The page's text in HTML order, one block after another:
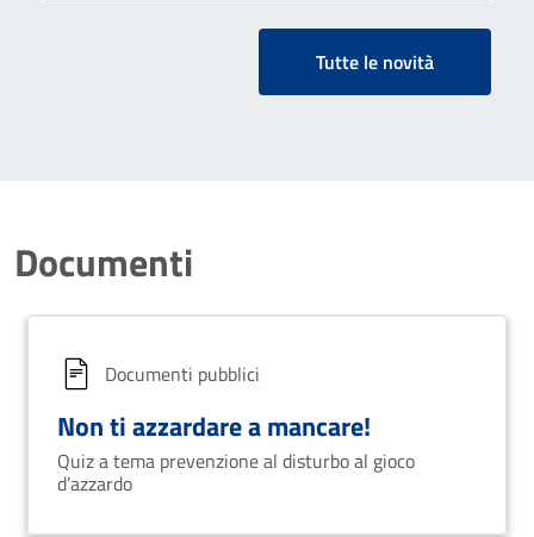
Tutte le novità
Documenti
Documenti pubblici
Non ti azzardare a mancare!
Quiz a tema prevenzione al disturbo al gioco
d’azzardo